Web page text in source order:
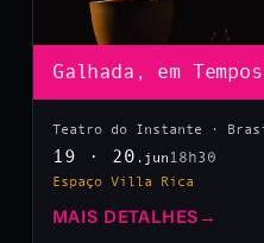
Galhada, em
Teatro do Instante ·
19 · 20 .jun 18h30
Espaço Villa Rica
MAIS DETALHES →